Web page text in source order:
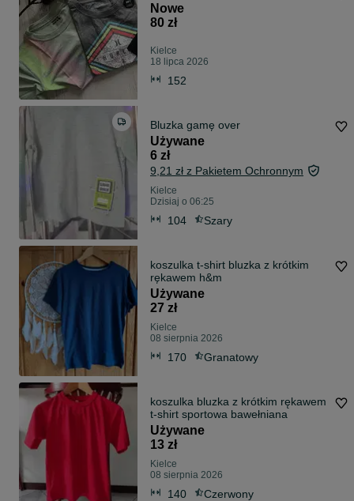
Nowe
80 zł
Kielce
18 lipca 2026
152
Bluzka gamę over
Używane
6 zł
9,21 zł z Pakietem Ochronnym
Kielce
Dzisiaj o 06:25
104 Szary
koszulka t-shirt bluzka z krótkim
rękawem h&m
Używane
27 zł
Kielce
08 sierpnia 2026
170 Granatowy
koszulka bluzka z krótkim rękawem
t-shirt sportowa bawełniana
Używane
13 zł
Kielce
08 sierpnia 2026
140 Czerwony